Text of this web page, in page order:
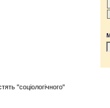
"соціологічного"